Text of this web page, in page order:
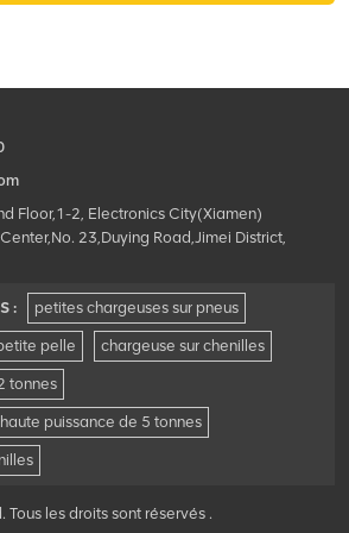
sur
Floor,1-2, Electronics City(Xiamen)
23,Duying Road,Jimei District,
: petites chargeuses sur pneus
pelle chargeuse sur chenilles
tonnes
puissance de 5 tonnes
Tous les droits sont réservés .